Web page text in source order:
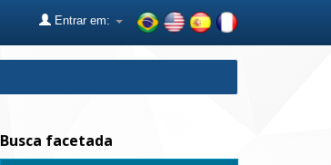
Entrar em:
Busca facetada